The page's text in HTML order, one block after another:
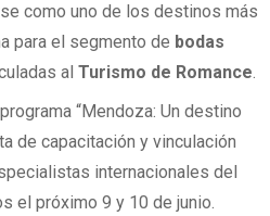
como uno de los destinos más
para el segmento de bodas
al Turismo de Romance.
“Mendoza: Un destino
de capacitación y vinculación
internacionales del
el próximo 9 y 10 de junio.